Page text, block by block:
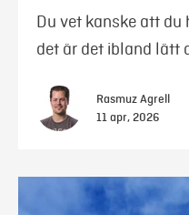
Du vet kanske att
det är det ibland lätt
Rasmuz Agrell
11 apr, 2026